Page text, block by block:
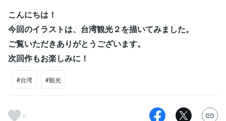
こんにちは！
今回のイラストは、台湾観光２を描いてみました。
ご覧いただきありがとうございます。
次回作もお楽しみに！
#台湾 #観光
6